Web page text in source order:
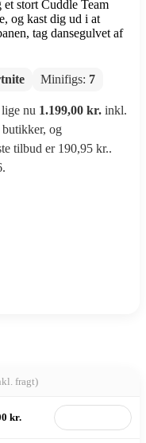
stort Cuddle Team
og kast dig ud i at
tag dansegulvet af
Minifigs: 7
nu 1.199,00 kr. inkl.
og
tilbud er 190,95 kr..
fragt)
kr.